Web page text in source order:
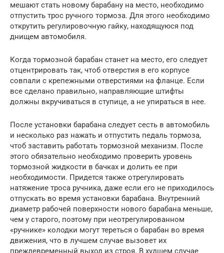
мешают стать новому барабану на место, необходимо
отпустить трос ручного тормоза. Для этого необходимо
открутить регулировочную гайку, находящуюся под
днищем автомобиля.
Когда тормозной барабан станет на место, его следует
отцентрировать так, чтоб отверстия в его корпусе
совпали с крепежными отверстиями на фланце. Если
все сделано правильно, направляющие штифты
должны вкручиваться в ступице, а не упираться в нее.
После установки барабана следует сесть в автомобиль
и несколько раз нажать и отпустить педаль тормоза,
чтоб заставить работать тормозной механизм. После
этого обязательно необходимо проверить уровень
тормозной жидкости в бачках и долить ее при
необходимости. Придется также отрегулировать
натяжение троса ручника, даже если его не приходилось
отпускать во время установки барабана. Внутренний
диаметр рабочей поверхности нового барабана меньше,
чем у старого, поэтому при неотрегулированном
«ручнике» колодки могут тереться о барабан во время
движения, что в лучшем случае вызовет их
преждевременный выход из строя. В худшем случае